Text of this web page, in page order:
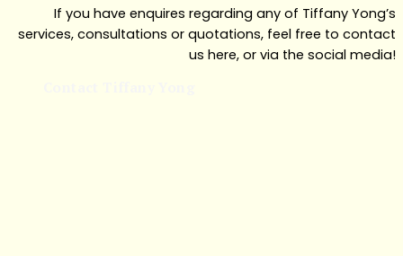
If you have enquires regarding any of Tiffany Yong’s
services, consultations or quotations, feel free to contact
us here, or via the social media!